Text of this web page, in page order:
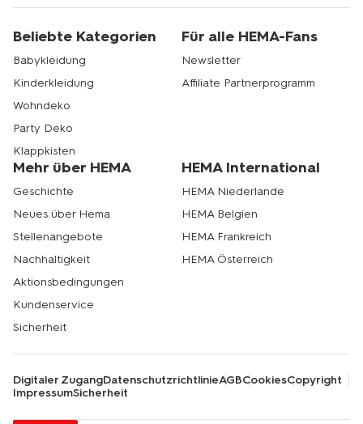
Beliebte Kategorien
Babykleidung
Kinderkleidung
Wohndeko
Party Deko
Klappkisten
Für alle HEMA-Fans
Newsletter
Affiliate Partnerprogramm
Mehr über HEMA
Geschichte
Neues über Hema
Stellenangebote
Nachhaltigkeit
Aktionsbedingungen
Kundenservice
Sicherheit
HEMA International
HEMA Niederlande
HEMA Belgien
HEMA Frankreich
HEMA Österreich
Digitaler ZugangDatenschutzrichtlinieAGBCookiesCopyright
ImpressumSicherheit